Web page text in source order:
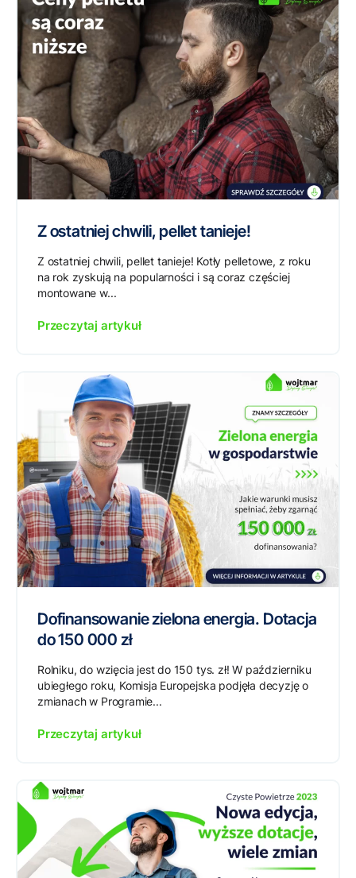
Z ostatniej chwili, pellet tanieje!
Z ostatniej chwili, pellet tanieje! Kotły pelletowe, z roku
na rok zyskują na popularności i są coraz częściej
montowane w...
Przeczytaj artykuł
Dofinansowanie zielona energia. Dotacja
do 150 000 zł
Rolniku, do wzięcia jest do 150 tys. zł! W październiku
ubiegłego roku, Komisja Europejska podjęła decyzję o
zmianach w Programie...
Przeczytaj artykuł